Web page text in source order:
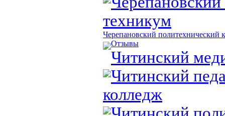
техникум
Черепановский политехнический
Отзывы
Читинский
Читинский
колледж